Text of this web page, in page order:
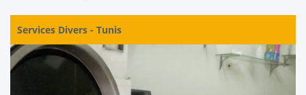
Services Divers - Tunis